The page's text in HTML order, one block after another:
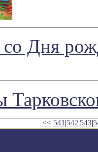
со Дня
<< 541 |542|543|